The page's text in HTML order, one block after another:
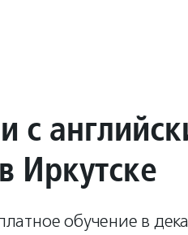
с
Иркутске
обучение в